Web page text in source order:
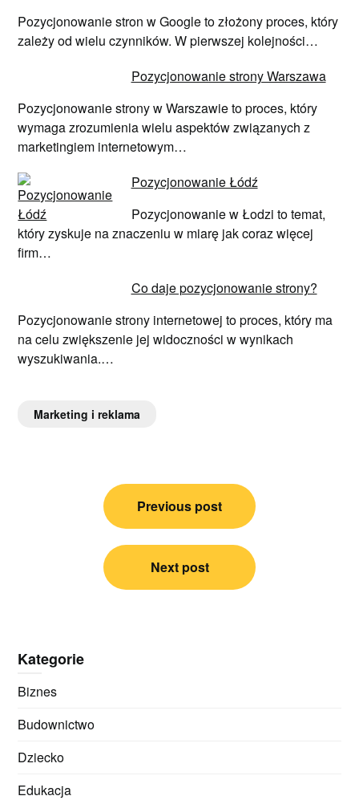
Pozycjonowanie stron w Google to złożony proces, który
zależy od wielu czynników. W pierwszej kolejności…
Pozycjonowanie strony Warszawa
Pozycjonowanie strony w Warszawie to proces, który
wymaga zrozumienia wielu aspektów związanych z
marketingiem internetowym…
Pozycjonowanie Łódź
Pozycjonowanie w Łodzi to temat,
który zyskuje na znaczeniu w miarę jak coraz więcej
firm…
Co daje pozycjonowanie strony?
Pozycjonowanie strony internetowej to proces, który ma
na celu zwiększenie jej widoczności w wynikach
wyszukiwania.…
Marketing i reklama
Nawigacja
Previous post
Next post
Kategorie
Biznes
Budownictwo
Dziecko
Edukacja